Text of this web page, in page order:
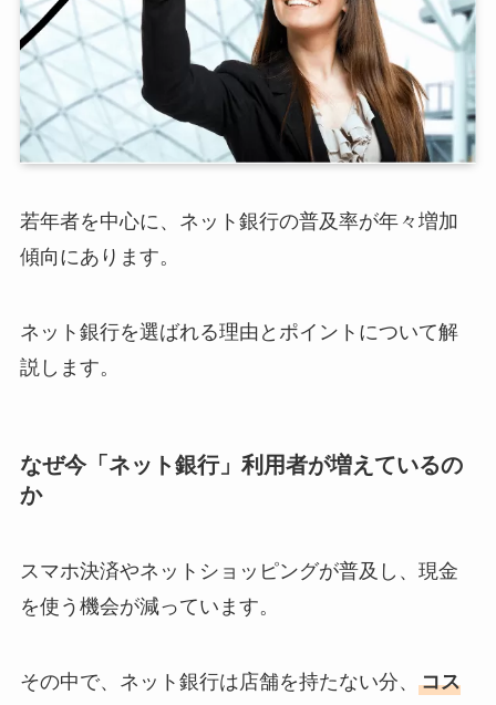
若年者を中心に、ネット銀行の普及率が年々増加
傾向にあります。
ネット銀行を選ばれる理由とポイントについて解
説します。
なぜ今「ネット銀行」利用者が増えているの
か
スマホ決済やネットショッピングが普及し、現金
を使う機会が減っています。
その中で、ネット銀行は店舗を持たない分、 コス